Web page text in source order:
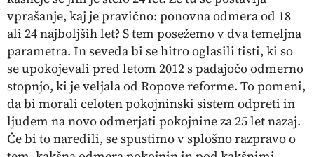
vprašanje, kaj je pravično: ponovna odmera od 18
ali 24 najboljših let? S tem posežemo v dva temeljna
parametra. In seveda bi se hitro oglasili tisti, ki so
se upokojevali pred letom 2012 s padajočo odmerno
stopnjo, ki je veljala od Ropove reforme. To pomeni,
da bi morali celoten pokojninski sistem odpreti in
ljudem na novo odmerjati pokojnine za 25 let nazaj.
Če bi to naredili, se spustimo v splošno razpravo o